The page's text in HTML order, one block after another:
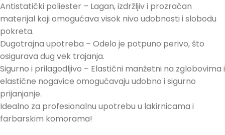
Antistatički poliester – Lagan, izdržljiv i prozračan
materijal koji omogućava visok nivo udobnosti i slobodu
pokreta.
Dugotrajna upotreba – Odelo je potpuno perivo, što
osigurava dug vek trajanja.
Sigurno i prilagodljivo – Elastični manžetni na zglobovima i
elastične nogavice omogućavaju udobno i sigurno
prijanjanje.
Idealno za profesionalnu upotrebu u lakirnicama i
farbarskim komorama!